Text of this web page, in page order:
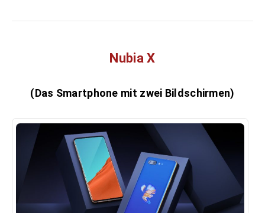
Nubia X
(Das Smartphone mit zwei Bildschirmen)